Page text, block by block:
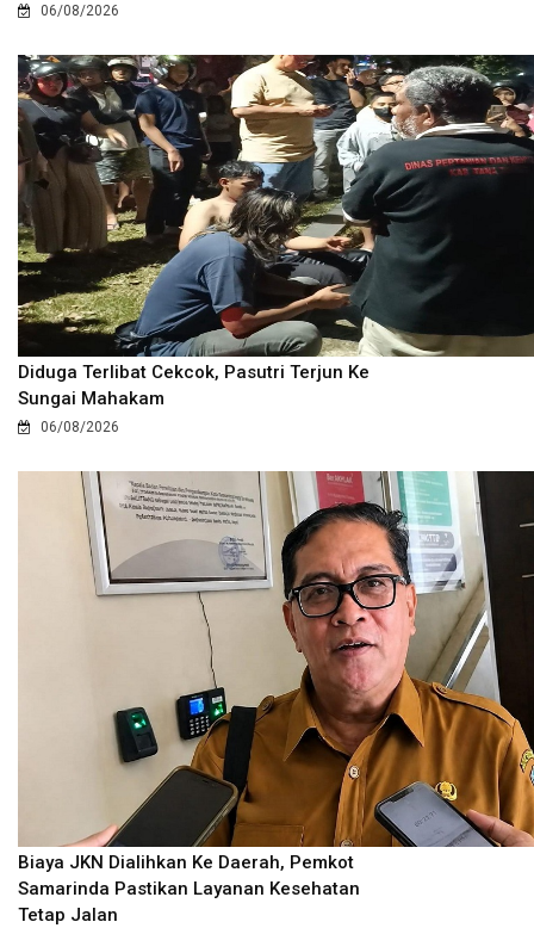
06/08/2026
Diduga Terlibat Cekcok, Pasutri Terjun Ke
Sungai Mahakam
06/08/2026
Biaya JKN Dialihkan Ke Daerah, Pemkot
Samarinda Pastikan Layanan Kesehatan
Tetap Jalan